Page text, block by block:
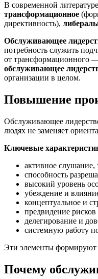
В современной
трансформационное
директивность),
Обслуживающее
потребность служить
от трансформационного —
обслуживающее
организации в целом.
Повышение
Обслуживающее
людях не заменяет
Ключевые
активное
способность
высокий уровень
убеждение и
концептуальное и
предвидение
делегирование и
системную работу
Эти элементы формируют
Почему